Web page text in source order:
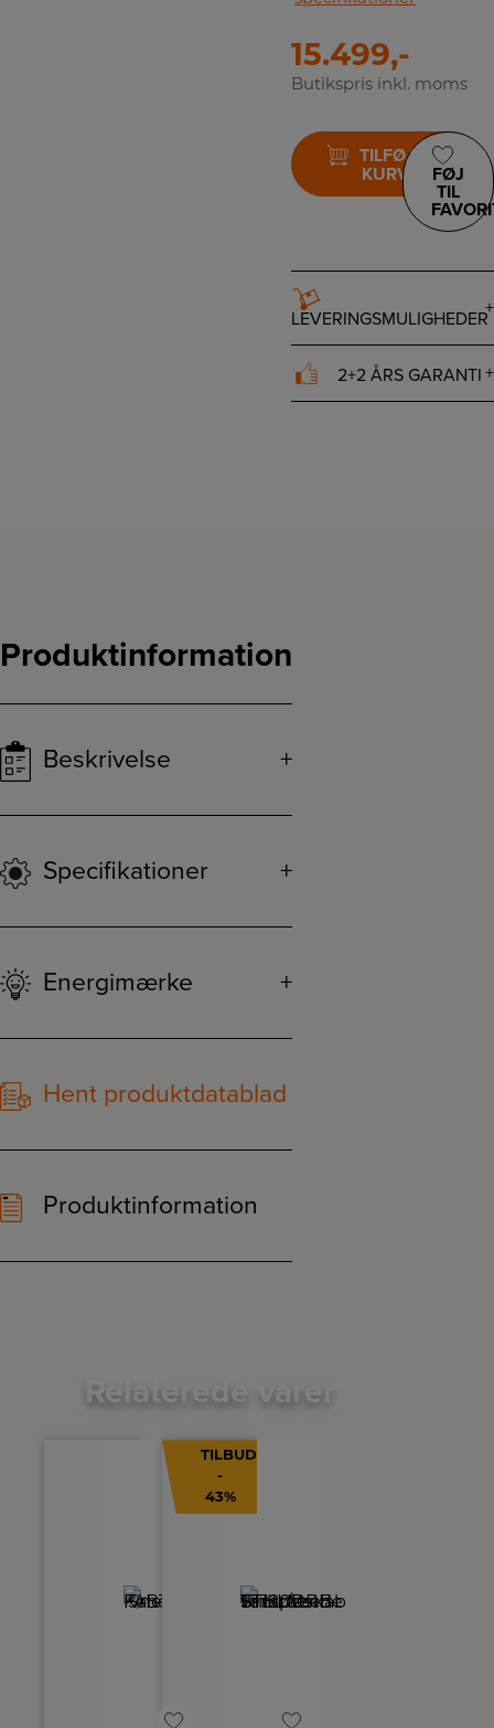
15.499,-
Butikspris inkl. moms
TILFØJ TIL
KURV
FØJ
TIL
LEVERINGSMULIGHEDER
2+2 ÅRS GARANTI
Produktinformation
Beskrivelse
Specifikationer
Energimærke
Hent produktdatablad
Produktinformation
Relaterede varer
TILBUD
-
43%